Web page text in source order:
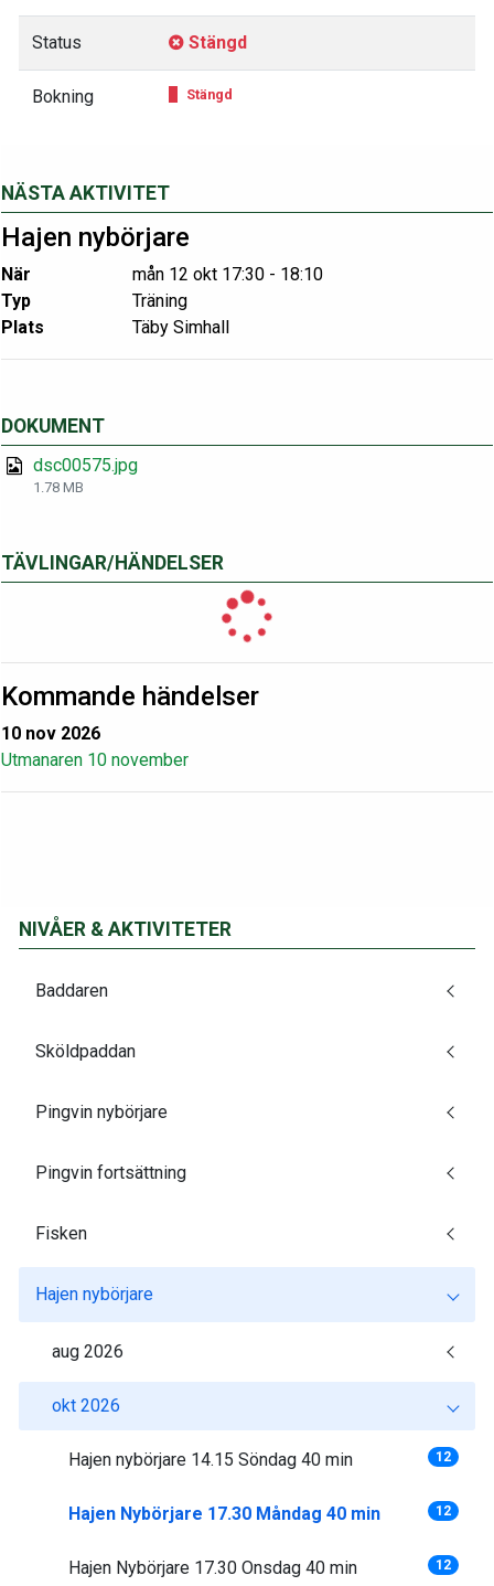
NÄSTA AKTIVITET
Hajen nybörjare
När
mån 12 okt 17:30 - 18:10
Typ
Träning
Plats
Täby Simhall
DOKUMENT
dsc00575.jpg
1.78 MB
TÄVLINGAR/HÄNDELSER
Kommande händelser
10 nov 2026
Utmanaren 10 november
Status Stängd
Bokning Stängd
NIVÅER & AKTIVITETER
Baddaren
Sköldpaddan
Pingvin nybörjare
Pingvin fortsättning
Fisken
Hajen nybörjare
aug 2026
okt 2026
Hajen nybörjare 14.15 Söndag 40 min 12
Hajen Nybörjare 17.30 Måndag 40 min 12
Hajen Nybörjare 17.30 Onsdag 40 min 12